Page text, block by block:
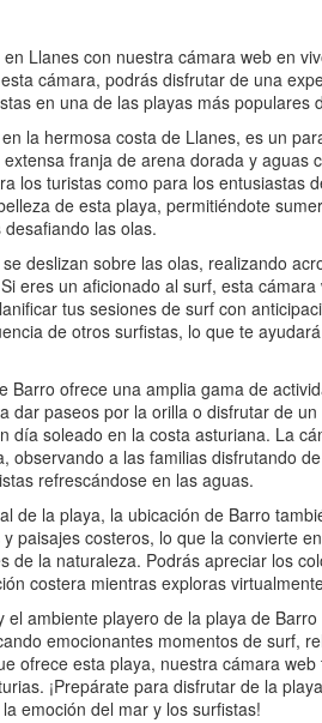
Llanes con nuestra cámara web en
cámara, podrás disfrutar de una
en una de las playas más populares
la hermosa costa de Llanes, es un
franja de arena dorada y aguas
los turistas como para los entusiastas
de esta playa, permitiéndote
las olas.
deslizan sobre las olas, realizando
eres un aficionado al surf, esta
tus sesiones de surf con
de otros surfistas, lo que te
Barro ofrece una amplia gama de
dar paseos por la orilla o disfrutar de
día soleado en la costa asturiana. La
observando a las familias disfrutando
refrescándose en las aguas.
de la playa, la ubicación de Barro
paisajes costeros, lo que la convierte
de la naturaleza. Podrás apreciar los
costera mientras exploras
el ambiente playero de la playa de
emocionantes momentos de surf,
ofrece esta playa, nuestra cámara
¡Prepárate para disfrutar de la
emoción del mar y los surfistas!